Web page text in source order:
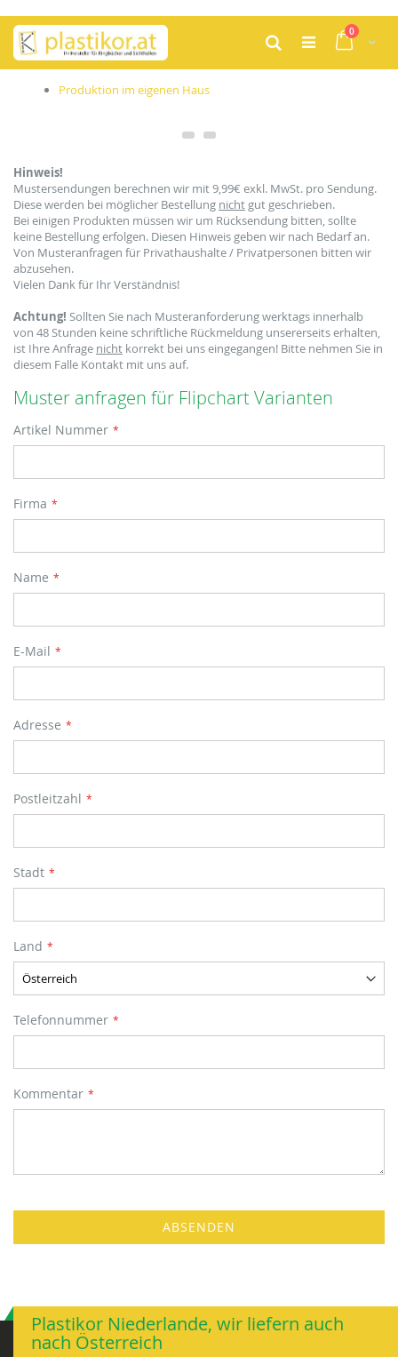
Zum
Inhalt
springen
Cart
0Artikel
Suche
Produktion im eigenen Haus
Hinweis!
Mustersendungen berechnen wir mit 9,99€ exkl. MwSt. pro Sendung.
Diese werden bei möglicher Bestellung nicht gut geschrieben.
Bei einigen Produkten müssen wir um Rücksendung bitten, sollte
keine Bestellung erfolgen. Diesen Hinweis geben wir nach Bedarf an.
Von Musteranfragen für Privathaushalte / Privatpersonen bitten wir
abzusehen.
Vielen Dank für Ihr Verständnis!
Achtung! Sollten Sie nach Musteranforderung werktags innerhalb
von 48 Stunden keine schriftliche Rückmeldung unsererseits erhalten,
ist Ihre Anfrage nicht korrekt bei uns eingegangen! Bitte nehmen Sie in
diesem Falle Kontakt mit uns auf.
Muster anfragen für Flipchart Varianten
Artikel Nummer
Firma
Name
E-Mail
Adresse
Postleitzahl
Stadt
Land
Telefonnummer
Kommentar
ABSENDEN
Plastikor Niederlande, wir liefern auch
nach Österreich